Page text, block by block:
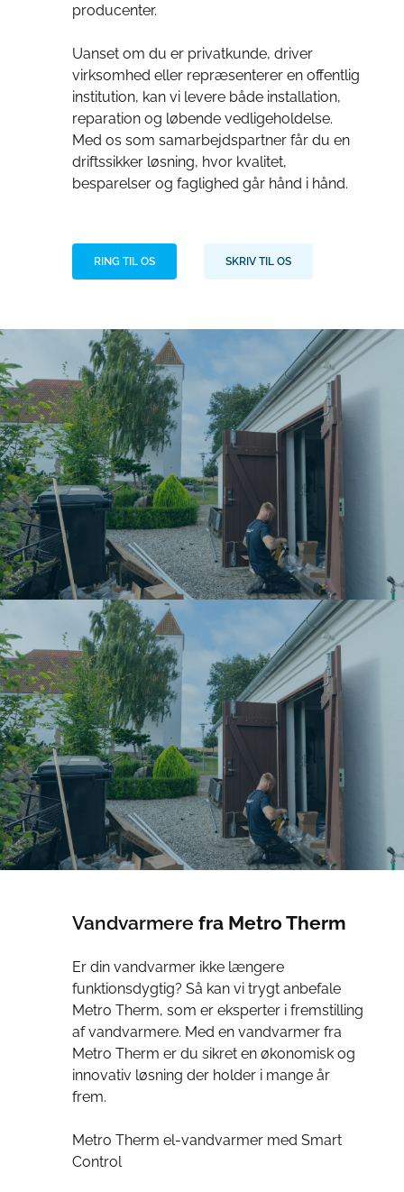
producenter.
Uanset om du er privatkunde, driver
virksomhed eller repræsenterer en offentlig
institution, kan vi levere både installation,
reparation og løbende vedligeholdelse.
Med os som samarbejdspartner får du en
driftssikker løsning, hvor kvalitet,
besparelser og faglighed går hånd i hånd.
RING TIL OS SKRIV TIL OS
Vandvarmere fra Metro Therm
Er din vandvarmer ikke længere
funktionsdygtig? Så kan vi trygt anbefale
Metro Therm, som er eksperter i fremstilling
af vandvarmere. Med en vandvarmer fra
Metro Therm er du sikret en økonomisk og
innovativ løsning der holder i mange år
frem.
Metro Therm el-vandvarmer med Smart
Control